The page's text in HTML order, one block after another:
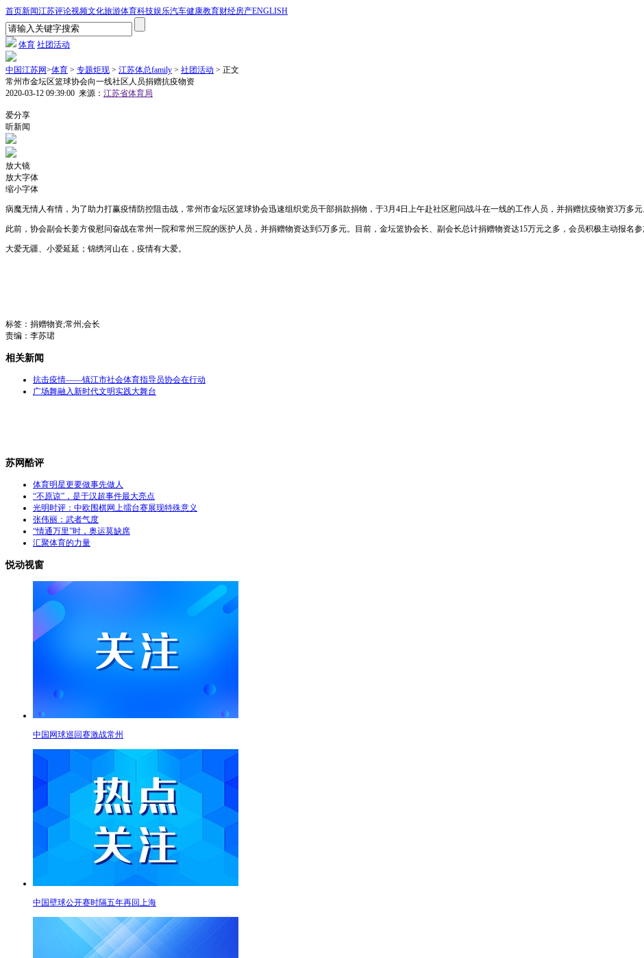
首页新闻江苏评论视频文化旅游体育科技娱乐汽车健康教育财经房产ENGLISH
体育 社团活动
中国江苏网>体育 > 专题炬现 > 江苏体总family > 社团活动 > 正文
常州市金坛区篮球协会向一线社区人员捐赠抗疫物资
2020-03-12 09:39:00 来源： 江苏省体育局
爱分享
听新闻
放大镜
放大字体
缩小字体
病魔无情人有情，为了助力打赢疫情防控阻击战，常州市金坛区篮球协会迅速组织党员干部捐款捐物，于3月4日上午赴社区慰问战斗在一线的工作人员，并捐赠抗疫物资3万多元
此前，协会副会长姜方俊慰问奋战在常州一院和常州三院的医护人员，并捐赠物资达到5万多元。目前，金坛篮协会长、副会长总计捐赠物资达15万元之多，会员积极主动报名参
大爱无疆、小爱延延；锦绣河山在，疫情有大爱。
标签：捐赠物资;常州;会长
责编：李苏珺
相关新闻
抗击疫情——镇江市社会体育指导员协会在行动
广场舞融入新时代文明实践大舞台
苏网酷评
体育明星更要做事先做人
“不原谅”，是于汉超事件最大亮点
光明时评：中欧围棋网上擂台赛展现特殊意义
张伟丽：武者气度
“情通万里”时，奥运莫缺席
汇聚体育的力量
悦动视窗
中国网球巡回赛激战常州
中国壁球公开赛时隔五年再回上海